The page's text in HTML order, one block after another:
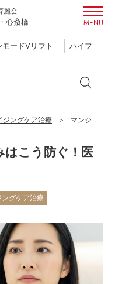
麗会
心斎橋
モードVリフト
ハイフ
・安全
歓迎
み提案
予約
ジングケア治療 マンジャロ
はこう防ぐ！医
グケア治療